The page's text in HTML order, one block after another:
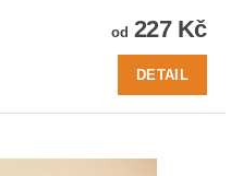
od 227 Kč
DETAIL